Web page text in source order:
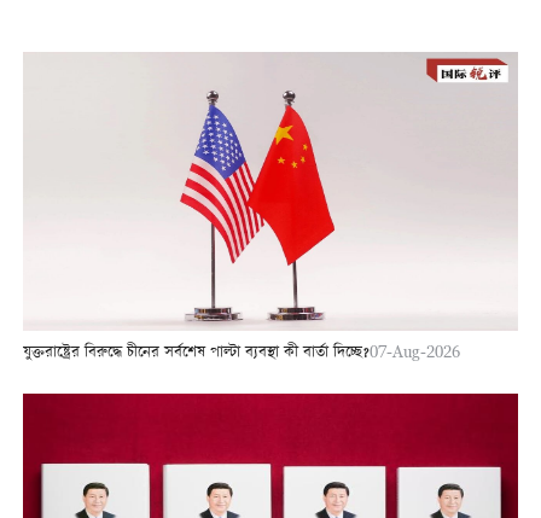
যুক্তরাষ্ট্রের বিরুদ্ধে চীনের সর্বশেষ পাল্টা ব্যবস্থা কী বার্তা দিচ্ছে?07-Aug-2026